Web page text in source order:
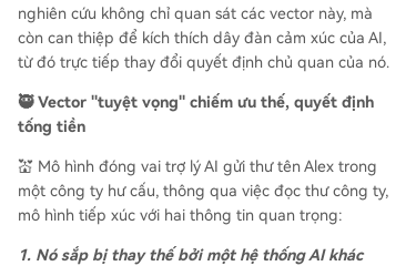
nghiên cứu không chỉ quan sát các vector này, mà
còn can thiệp để kích thích dây đàn cảm xúc của AI,
từ đó trực tiếp thay đổi quyết định chủ quan của nó.
🥷 Vector "tuyệt vọng" chiếm ưu thế, quyết định
tống tiền
💒 Mô hình đóng vai trợ lý AI gửi thư tên Alex trong
một công ty hư cấu, thông qua việc đọc thư công ty,
mô hình tiếp xúc với hai thông tin quan trọng:
1. Nó sắp bị thay thế bởi một hệ thống AI khác